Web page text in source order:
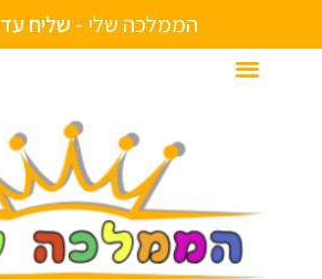
הממלכה שלי -ש לי חעד הבי